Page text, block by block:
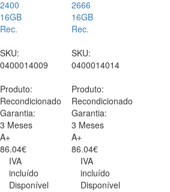
2400
16GB
Rec.
SKU:
0400014009
Produto:
Recondicionado
Garantia:
3 Meses
A+
86.04€
IVA
incluído
Disponível
2666
16GB
Rec.
SKU:
0400014014
Produto:
Recondicionado
Garantia:
3 Meses
A+
86.04€
IVA
incluído
Disponível